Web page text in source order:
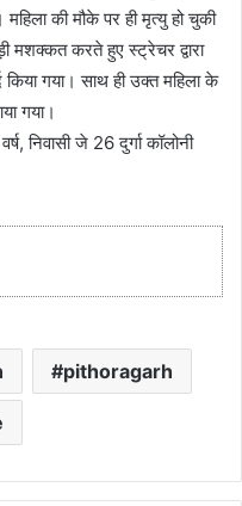
की मौके पर ही मृत्यु हो चुकी
मशक्कत करते हुए स्ट्रेचर द्वारा
गया। साथ ही उक्त महिला के
गया।
निवासी जे 26 दुर्गा कॉलोनी
pithoragarh